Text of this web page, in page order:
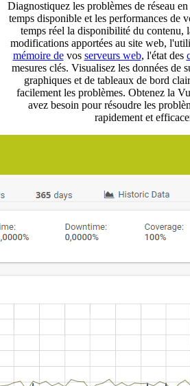
Diagnostiquez les problèmes de réseau
temps disponible et les performances de
temps réel la disponibilité du contenu,
modifications apportées au site web,
mémoire devos serveurs web, l'état des
mesures clés. Visualisez les données de
graphiques et de tableaux de bord
facilement les problèmes. Obtenez la
avez besoin pour résoudre les
rapidement et